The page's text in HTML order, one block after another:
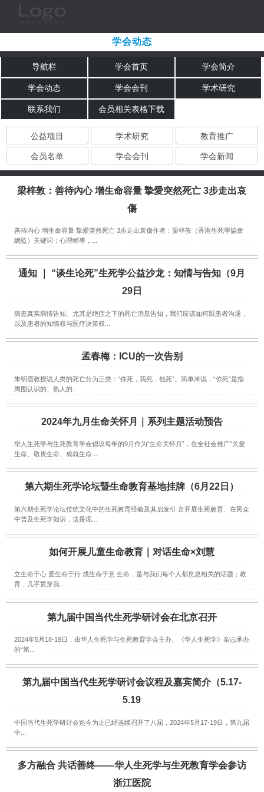
学会动态
导航栏 学会首页 学会简介
学会动态 学会会刊 学术研究
联系我们 会员相关表格下载
公益项目 学术研究 教育推广
会员名单 学会会刊 学会新闻
梁梓敦：善待內心 增生命容量 摯愛突然死亡 3步走出哀
傷
善待內心 增生命容量 摯愛突然死亡 3步走出哀傷作者：梁梓敦（香港生死學協會
總監）关键词：心理輔導，...
通知 ｜ “谈生论死”生死学公益沙龙：知情与告知（9月
29日
病患真实病情告知、尤其是绝症之下的死亡消息告知，我们应该如何跟患者沟通，
以及患者的知情权与医疗决策权...
孟春梅：ICU的一次告别
朱明霞教授说人类的死亡分为三类：“你死，我死，他死”。简单来说，“你死”是指
周围认识的、熟人的...
2024年九月生命关怀月｜系列主题活动预告
华人生死学与生死教育学会倡议每年的9月作为“生命关怀月”，在全社会推广“关爱
生命、敬畏生命、成就生命...
第六期生死学论坛暨生命教育基地挂牌（6月22日）
第六期生死学论坛传统文化中的生死教育经验及其启发引 言开展生死教育、在民众
中普及生死学知识，这是现...
如何开展儿童生命教育｜对话生命×刘慧
立生命于心 爱生命于行 成生命于意 生命，是与我们每个人都息息相关的话题；教
育，几乎贯穿我...
第九届中国当代生死学研讨会在北京召开
2024年5月18-19日，由华人生死学与生死教育学会主办、《华人生死学》杂志承办
的“第...
第九届中国当代生死学研讨会议程及嘉宾简介（5.17-
5.19
中国当代生死学研讨会迄今为止已经连续召开了八届，2024年5月17-19日，第九届
中...
多方融合 共话善终——华人生死学与生死教育学会参访
浙江医院